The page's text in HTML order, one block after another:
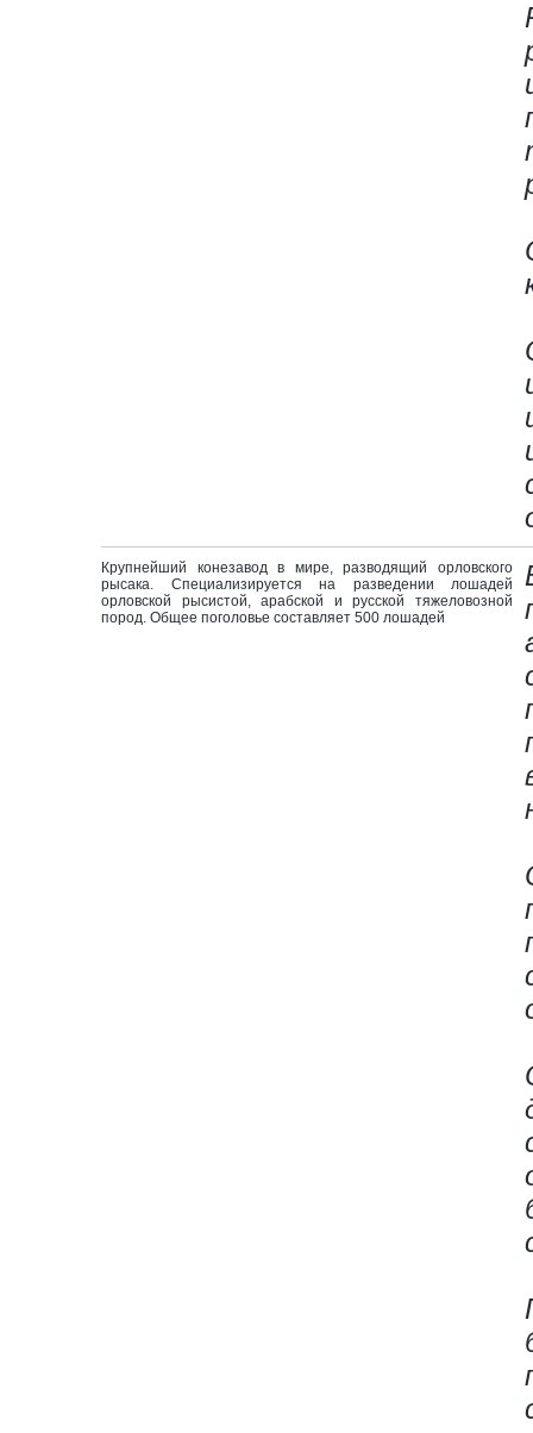
Крупнейший конезавод в мире, разводящий орловского
рысака. Специализируется на разведении лошадей
орловской рысистой, арабской и русской тяжеловозной
пород. Общее поголовье составляет 500 лошадей